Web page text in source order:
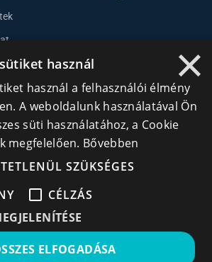
velünk
hírlevelünkre!
×
használ
használ a felhasználói élmény
A weboldalunk használatával Ön
süti használatához, a Cookie
megfelelően. Bővebben
SZÜKSÉGES
CÉLZÁS
ELFOGADÁSA